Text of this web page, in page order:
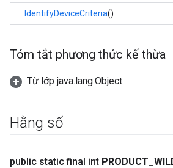
IdentifyDeviceCriteria()
Tóm tắt phương thức kế thừa
Từ lớp java.lang.Object
Hằng số
public static final int PRODUCT